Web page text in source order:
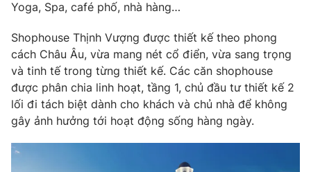
Yoga, Spa, café phố, nhà hàng…
Shophouse Thịnh Vượng được thiết kế theo phong
cách Châu Âu, vừa mang nét cổ điển, vừa sang trọng
và tinh tế trong từng thiết kế. Các căn shophouse
được phân chia linh hoạt, tầng 1, chủ đầu tư thiết kế 2
lối đi tách biệt dành cho khách và chủ nhà để không
gây ảnh hưởng tới hoạt động sống hàng ngày.